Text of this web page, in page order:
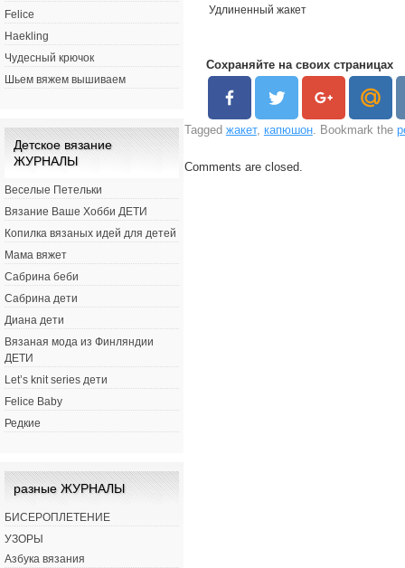
Удлиненный жакет
Сохраняйте на своих страницах
Tagged жакет, капюшон. Bookmark the
Comments are closed.
Felice
Haekling
Чудесный крючок
Шьем вяжем вышиваем
Детское вязание
ЖУРНАЛЫ
Веселые Петельки
Вязание Ваше Хобби ДЕТИ
Копилка вязаных идей для детей
Мама вяжет
Сабрина беби
Сабрина дети
Диана дети
Вязаная мода из Финляндии
ДЕТИ
Let’s knit series дети
Felice Baby
Редкие
разные ЖУРНАЛЫ
БИСЕРОПЛЕТЕНИЕ
УЗОРЫ
Азбука вязания